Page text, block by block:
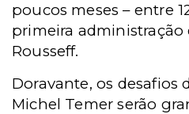
poucos meses – entre
primeira
Rousseff.
Doravante, os desafios
Michel Temer serão